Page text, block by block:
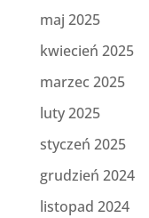
maj 2025
kwiecień 2025
marzec 2025
luty 2025
styczeń 2025
grudzień 2024
listopad 2024